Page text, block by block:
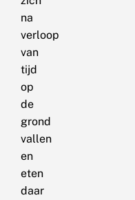
na
verloop
van
tijd
op
de
grond
vallen
en
eten
daar